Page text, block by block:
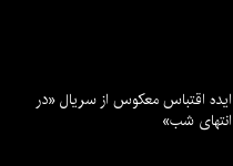
ایده اقتباس معکوس از سریال «در
انتهای شب»